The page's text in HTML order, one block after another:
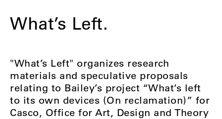
What’s Left.
"What’s Left" organizes research
materials and speculative proposals
relating to Bailey’s project “What’s left
to its own devices (On reclamation)” for
Casco, Office for Art, Design and Theory